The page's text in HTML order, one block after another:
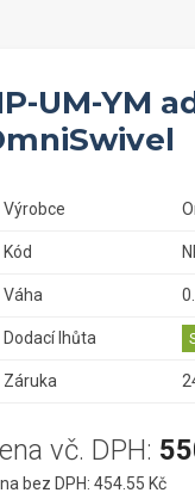
UM-YM
Výrobce
Kód
Váha
Dodací lhůta
Záruka
vč. DPH:
bez DPH: 454.55 Kč